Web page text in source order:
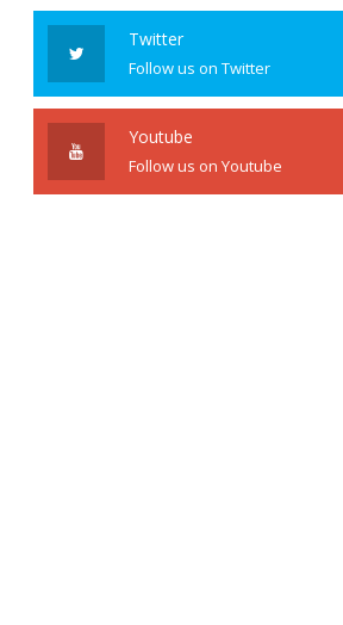
Twitter
Follow us on Twitter
Youtube
Follow us on Youtube